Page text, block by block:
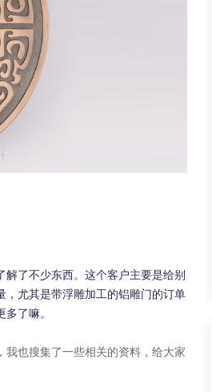
了不少东西。这个客户主要是给别
尤其是带浮雕加工的铝雕门的订单
了嘛。
也搜集了一些相关的资料，给大家